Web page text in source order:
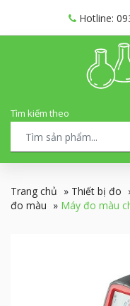
Hotline:
Tìm kiếm theo
Trang chủ » Thiết bị đo
đo màu » Máy đo màu